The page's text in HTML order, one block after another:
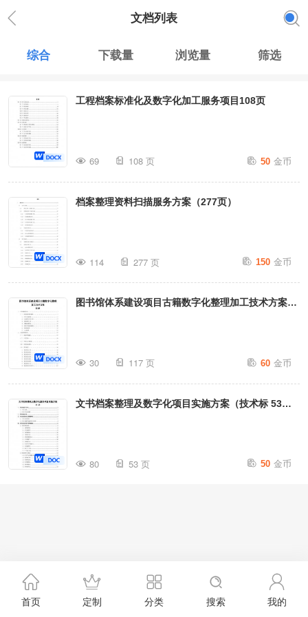
文档列表
综合 下载量 浏览量 筛选
工程档案标准化及数字化加工服务项目108页
69 108 页 50 金币
档案整理资料扫描服务方案（277页）
114 277 页 150 金币
图书馆体系建设项目古籍数字化整理加工技术方案
30 117 页 60 金币
文书档案整理及数字化项目实施方案（技术标 53
80 53 页 50 金币
首页 定制 分类 搜索 我的